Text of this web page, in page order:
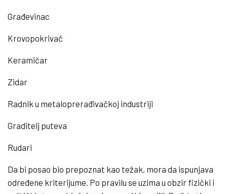
Građevinac
Krovopokrivač
Keramičar
Zidar
Radnik u metaloprerađivačkoj industriji
Graditelj puteva
Rudari
Da bi posao bio prepoznat kao težak, mora da ispunjava
određene kriterijume. Po pravilu se uzima u obzir fizički i